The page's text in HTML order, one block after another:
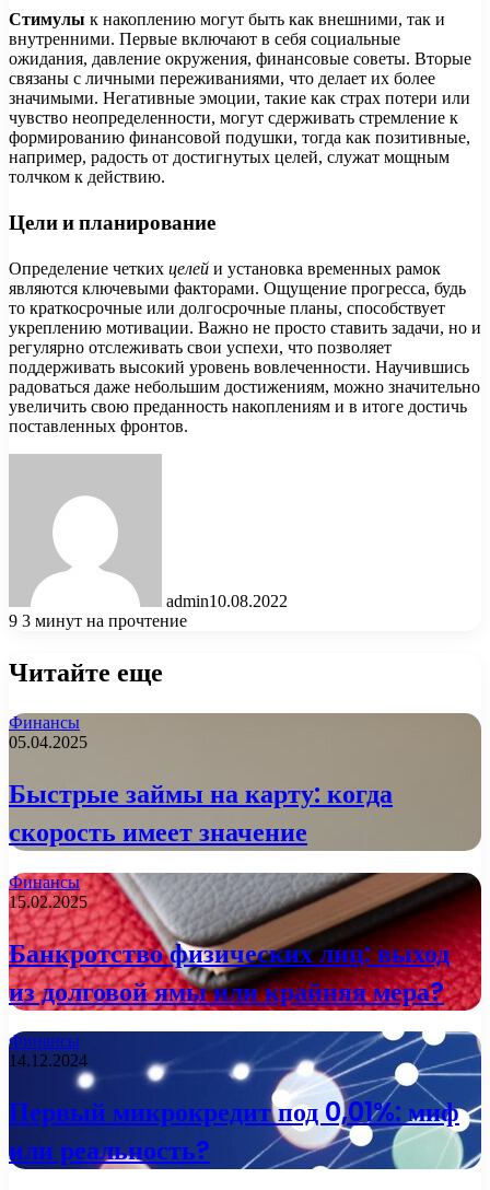
Стимулы к накоплению могут быть как внешними, так и
внутренними. Первые включают в себя социальные
ожидания, давление окружения, финансовые советы. Вторые
связаны с личными переживаниями, что делает их более
значимыми. Негативные эмоции, такие как страх потери или
чувство неопределенности, могут сдерживать стремление к
формированию финансовой подушки, тогда как позитивные,
например, радость от достигнутых целей, служат мощным
толчком к действию.
Цели и планирование
Определение четких целей и установка временных рамок
являются ключевыми факторами. Ощущение прогресса, будь
то краткосрочные или долгосрочные планы, способствует
укреплению мотивации. Важно не просто ставить задачи, но и
регулярно отслеживать свои успехи, что позволяет
поддерживать высокий уровень вовлеченности. Научившись
радоваться даже небольшим достижениям, можно значительно
увеличить свою преданность накоплениям и в итоге достичь
поставленных фронтов.
admin10.08.2022
9 3 минут на прочтение
Читайте еще
Финансы
05.04.2025
Быстрые займы на карту: когда
скорость имеет значение
Финансы
15.02.2025
Банкротство физических лиц: выход
из долговой ямы или крайняя мера?
Финансы
14.12.2024
Первый микрокредит под 0,01%: миф
или реальность?